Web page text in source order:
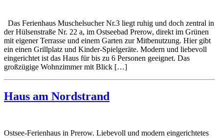
Das Ferienhaus Muschelsucher Nr.3 liegt ruhig und doch zentral in
der Hülsenstraße Nr. 22 a, im Ostseebad Prerow, direkt im Grünen
mit eigener Terrasse und einem Garten zur Mitbenutzung. Hier gibt
ein einen Grillplatz und Kinder-Spielgeräte. Modern und liebevoll
eingerichtet ist das Haus für bis zu 6 Personen geeignet. Das
großzügige Wohnzimmer mit Blick […]
Haus am Nordstrand
Ostsee-Ferienhaus in Prerow. Liebevoll und modern eingerichtetes